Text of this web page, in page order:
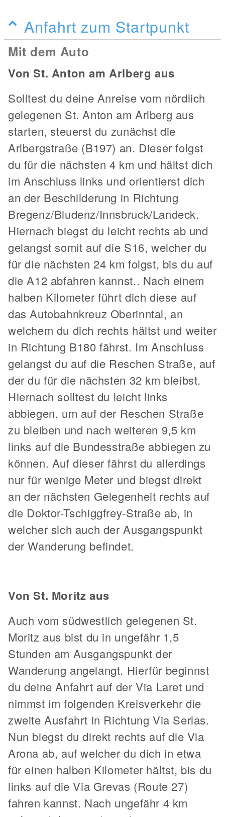
Anfahrt zum Startpunkt
Mit dem Auto
Von St. Anton am Arlberg aus
Solltest du deine Anreise vom nördlich
gelegenen St. Anton am Arlberg aus
starten, steuerst du zunächst die
Arlbergstraße (B197) an. Dieser folgst
du für die nächsten 4 km und hältst dich
im Anschluss links und orientierst dich
an der Beschilderung in Richtung
Bregenz/Bludenz/Innsbruck/Landeck.
Hiernach biegst du leicht rechts ab und
gelangst somit auf die S16, welcher du
für die nächsten 24 km folgst, bis du auf
die A12 abfahren kannst.. Nach einem
halben Kilometer führt dich diese auf
das Autobahnkreuz Oberinntal, an
welchem du dich rechts hältst und weiter
in Richtung B180 fährst. Im Anschluss
gelangst du auf die Reschen Straße, auf
der du für die nächsten 32 km bleibst.
Hiernach solltest du leicht links
abbiegen, um auf der Reschen Straße
zu bleiben und nach weiteren 9,5 km
links auf die Bundesstraße abbiegen zu
können. Auf dieser fährst du allerdings
nur für wenige Meter und biegst direkt
an der nächsten Gelegenheit rechts auf
die Doktor-Tschiggfrey-Straße ab, in
welcher sich auch der Ausgangspunkt
der Wanderung befindet.
Von St. Moritz aus
Auch vom südwestlich gelegenen St.
Moritz aus bist du in ungefähr 1,5
Stunden am Ausgangspunkt der
Wanderung angelangt. Hierfür beginnst
du deine Anfahrt auf der Via Laret und
nimmst im folgenden Kreisverkehr die
zweite Ausfahrt in Richtung Via Serlas.
Nun biegst du direkt rechts auf die Via
Arona ab, auf welcher du dich in etwa
für einen halben Kilometer hältst, bis du
links auf die Via Grevas (Route 27)
fahren kannst. Nach ungefähr 4 km